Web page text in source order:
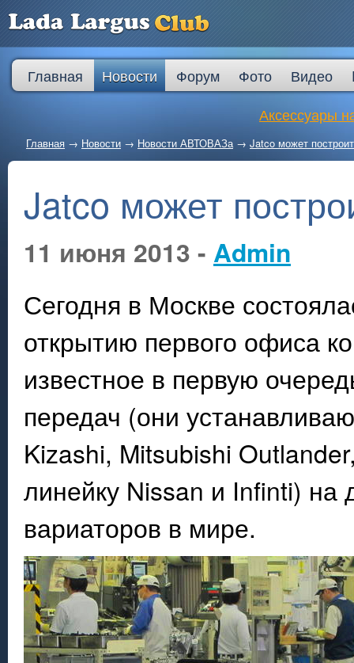
Главная Новости Форум Фото Видео
Аксессуары
Главная → Новости → Новости АВТОВАЗа→ Jatco может
Jatco может
11 июня 2013 - Admin
Сегодня в Москве
открытию первого офиса
известное в первую
передач (они
Kizashi, Mitsubishi
линейку Nissan и Infinti) на
вариаторов в мире.